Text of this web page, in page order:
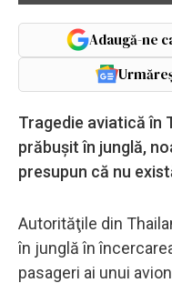
Adaugă-ne
Tragedie aviatică în
prăbușit în junglă,
presupun că nu
Autorităţile din
în junglă în
pasageri ai unui